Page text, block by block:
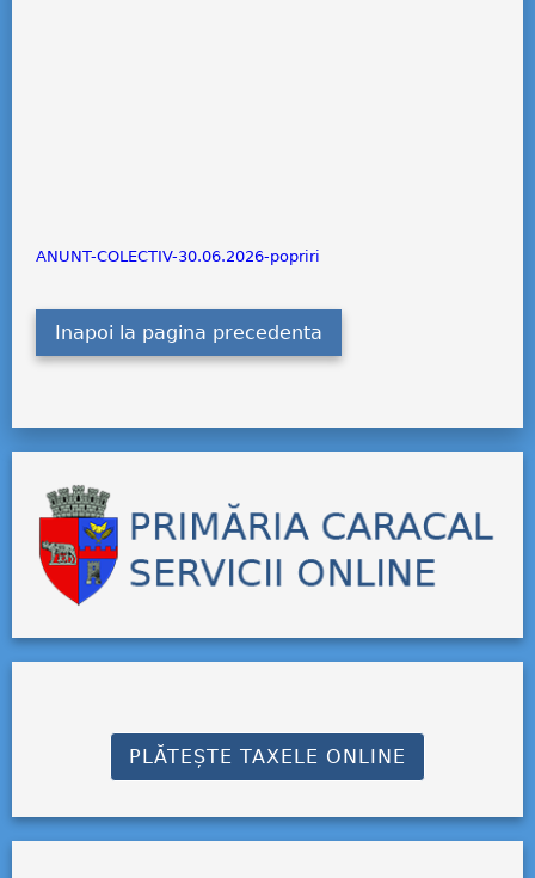
ANUNT-COLECTIV-30.06.2026-popriri
Inapoi la pagina precedenta
PLĂTEȘTE TAXELE ONLINE